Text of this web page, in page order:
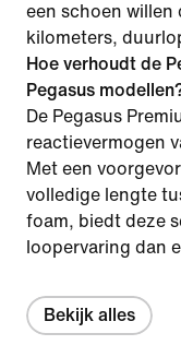
een schoen willen
kilometers,
Hoe verhoudt de
Pegasus
De Pegasus
reactievermogen
Met een
volledige lengte
foam, biedt deze
loopervaring dan
Bekijk alles